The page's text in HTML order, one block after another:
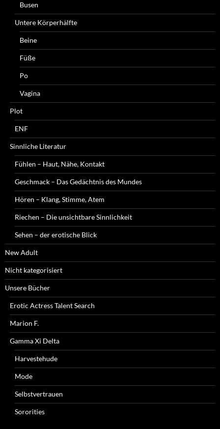
Busen
Untere Körperhälfte
Beine
Füße
Po
Vagina
Plot
ENF
Sinnliche Literatur
Fühlen – Haut, Nähe, Kontakt
Geschmack – Das Gedächtnis des Mundes
Hören – Klang, Stimme, Atem
Riechen – Die unsichtbare Sinnlichkeit
Sehen – der erotische Blick
New Adult
Nicht kategorisiert
Unsere Bücher
Erotic Actress Talent Search
Marion F.
Gamma Xi Delta
Harvestehude
Mode
Selbstvertrauen
Sororities